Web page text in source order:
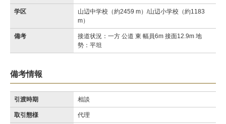
学区
山辺中学校（約2459 m）/山辺小学校（約1183
m）
備考
接道状況：一方 公道 東 幅員6m 接面12.9m 地
勢：平坦
備考情報
引渡時期 相談
取引態様 代理